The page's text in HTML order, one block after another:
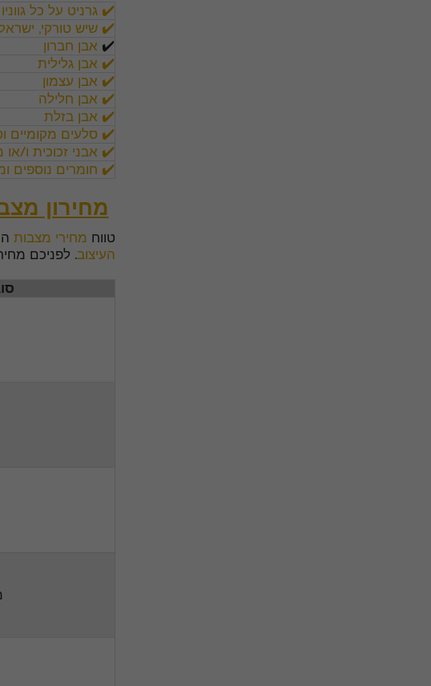
✔️ גרניט על כל גווניו
✔️ שיש טורקי,
✔️ אבן חברון
✔️ אבן גלילית
✔️ אבן עצמון
✔️ אבן חלילה
✔️ אבן בזלת
✔️ סלעים מקומיים
✔️ אבני זכוכית ו/
✔️ חומרים נוספים
מחירון
טווח מחירי מצבות
העיצוב. לפניכם